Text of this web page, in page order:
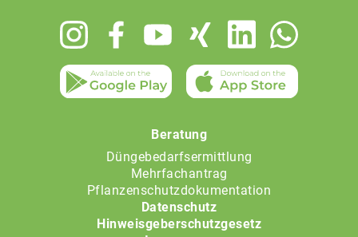
Beratung
Düngebedarfsermittlung
Mehrfachantrag
Pflanzenschutzdokumentation
Datenschutz
Hinweisgeberschutzgesetz